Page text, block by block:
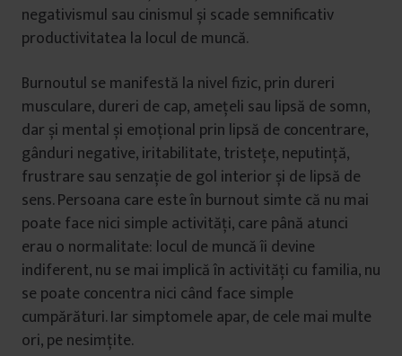
negativismul sau cinismul și scade semnificativ
productivitatea la locul de muncă.
Burnoutul se manifestă la nivel fizic, prin dureri
musculare, dureri de cap, amețeli sau lipsă de somn,
dar și mental și emoțional prin lipsă de concentrare,
gânduri negative, iritabilitate, tristețe, neputință,
frustrare sau senzație de gol interior și de lipsă de
sens. Persoana care este în burnout simte că nu mai
poate face nici simple activități, care până atunci
erau o normalitate: locul de muncă îi devine
indiferent, nu se mai implică în activități cu familia, nu
se poate concentra nici când face simple
cumpărături. Iar simptomele apar, de cele mai multe
ori, pe nesimțite.